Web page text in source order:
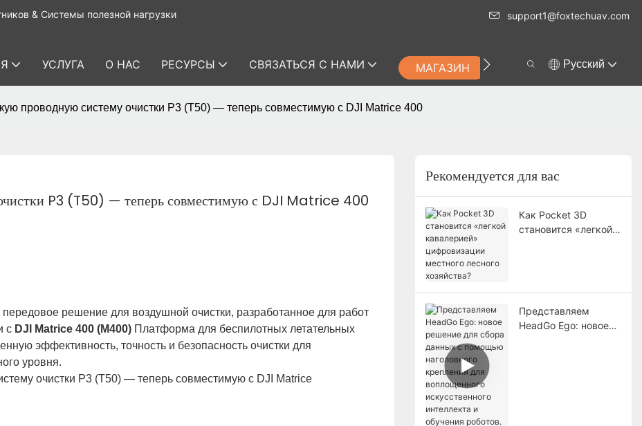
& Системы полезной нагрузки
support1@foxtechuav.com
УСЛУГА О НАС РЕСУРСЫ СВЯЗАТЬСЯ С НАМИ МАГАЗИН Pусский
проводную систему очистки P3 (T50) — теперь совместимую с DJI Matrice 400
P3 (T50) — теперь совместимую с DJI Matrice 400
решение для воздушной очистки, разработанное для работ
с DJI Matrice 400 (M400) Платформа для беспилотных летательных
эффективность, точность и безопасность очистки для
уровня.
Рекомендуется для вас
Как Pocket 3D
становится «легкой
Представляем
HeadGo Ego: новое